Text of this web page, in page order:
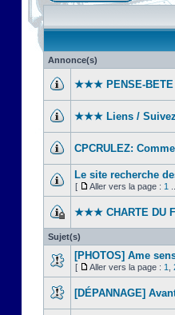
Annonce(s)
★★★ PENSE-
★★★ Liens /
CPCRULEZ:
Le site recherche
[ Aller vers la page : 1
★★★ CHARTE DU
Sujet(s)
[PHOTOS] Ame
[ Aller vers la page : 1
[DÉPANNAGE]